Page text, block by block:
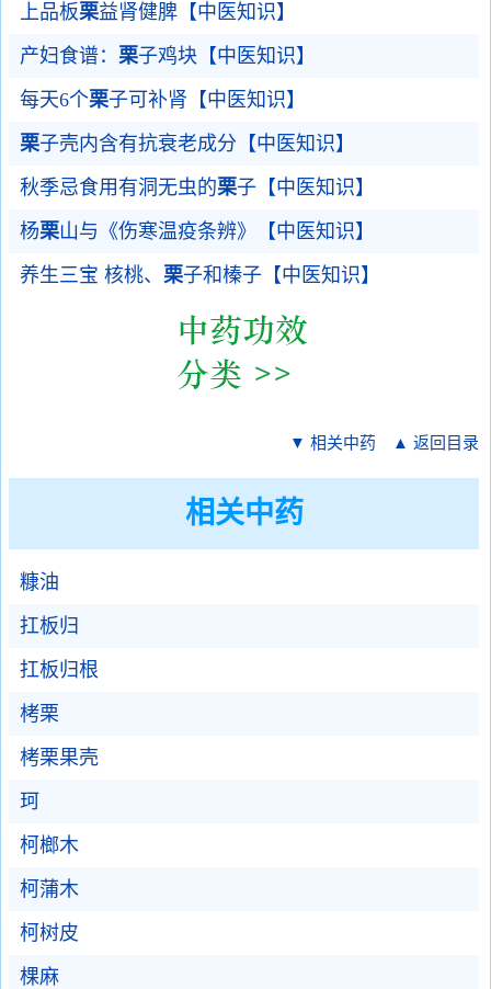
上品板栗益肾健脾【中医知识】
产妇食谱： 栗子鸡块【中医知识】
每天6个栗子可补肾【中医知识】
栗子壳内含有抗衰老成分【中医知识】
秋季忌食用有洞无虫的栗子【中医知识】
杨栗山与《伤寒温疫条辨》【中医知识】
养生三宝 核桃、 栗子和榛子【中医知识】
▼ 相关中药 ▲ 返回目录
相关中药
糠油
扛板归
扛板归根
栲栗
栲栗果壳
珂
柯榔木
柯蒲木
柯树皮
棵麻